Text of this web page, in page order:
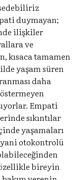
duymayan;
ilişkiler
ve
kısaca tamamen
yaşam süren
daha
Empati
sıkıntılar
yaşamaları
otokontrolü
bireyin